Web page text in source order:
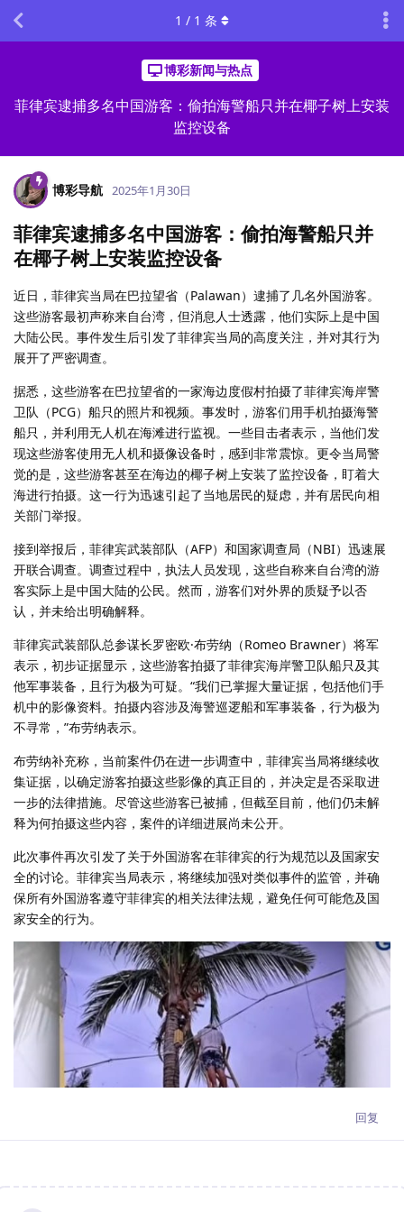
博彩新闻与热点
菲律宾逮捕多名中国游客：偷拍海警船只并在椰子树上安装
监控设备
1 / 1 条
博彩导航 2025年1月30日
菲律宾逮捕多名中国游客：偷拍海警船只并
在椰子树上安装监控设备
近日，菲律宾当局在巴拉望省（Palawan）逮捕了几名外国游客。
这些游客最初声称来自台湾，但消息人士透露，他们实际上是中国
大陆公民。事件发生后引发了菲律宾当局的高度关注，并对其行为
展开了严密调查。
据悉，这些游客在巴拉望省的一家海边度假村拍摄了菲律宾海岸警
卫队（PCG）船只的照片和视频。事发时，游客们用手机拍摄海警
船只，并利用无人机在海滩进行监视。一些目击者表示，当他们发
现这些游客使用无人机和摄像设备时，感到非常震惊。更令当局警
觉的是，这些游客甚至在海边的椰子树上安装了监控设备，盯着大
海进行拍摄。这一行为迅速引起了当地居民的疑虑，并有居民向相
关部门举报。
接到举报后，菲律宾武装部队（AFP）和国家调查局（NBI）迅速展
开联合调查。调查过程中，执法人员发现，这些自称来自台湾的游
客实际上是中国大陆的公民。然而，游客们对外界的质疑予以否
认，并未给出明确解释。
菲律宾武装部队总参谋长罗密欧·布劳纳（Romeo Brawner）将军
表示，初步证据显示，这些游客拍摄了菲律宾海岸警卫队船只及其
他军事装备，且行为极为可疑。“我们已掌握大量证据，包括他们手
机中的影像资料。拍摄内容涉及海警巡逻船和军事装备，行为极为
不寻常，”布劳纳表示。
布劳纳补充称，当前案件仍在进一步调查中，菲律宾当局将继续收
集证据，以确定游客拍摄这些影像的真正目的，并决定是否采取进
一步的法律措施。尽管这些游客已被捕，但截至目前，他们仍未解
释为何拍摄这些内容，案件的详细进展尚未公开。
此次事件再次引发了关于外国游客在菲律宾的行为规范以及国家安
全的讨论。菲律宾当局表示，将继续加强对类似事件的监管，并确
保所有外国游客遵守菲律宾的相关法律法规，避免任何可能危及国
家安全的行为。
回复